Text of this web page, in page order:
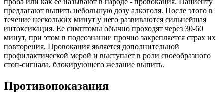
проба или как ее называют в народе - провокация. Пациенту
предлагают выпить небольшую дозу алкоголя. После этого в
течение нескольких минут у него развиваются сильнейшая
интоксикация. Ее симптомы обычно проходят через 30-60
минут, при этом в подсознании прочно закрепляется страх их
повторения. Провокация является дополнительной
профилактической мерой и выступает в роли своеобразного
стоп-сигнала, блокирующего желание выпить.
Противопоказания